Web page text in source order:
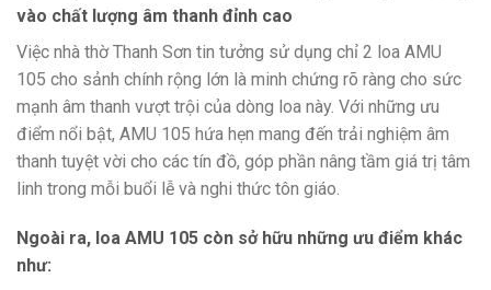
vào chất lượng âm thanh đỉnh cao
Việc nhà thờ Thanh Sơn tin tưởng sử dụng chỉ 2 loa AMU
105 cho sảnh chính rộng lớn là minh chứng rõ ràng cho sức
mạnh âm thanh vượt trội của dòng loa này. Với những ưu
điểm nổi bật, AMU 105 hứa hẹn mang đến trải nghiệm âm
thanh tuyệt vời cho các tín đồ, góp phần nâng tầm giá trị tâm
linh trong mỗi buổi lễ và nghi thức tôn giáo.
Ngoài ra, loa AMU 105 còn sở hữu những ưu điểm khác
như: